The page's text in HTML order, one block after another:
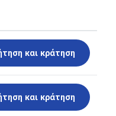
και κράτηση
και κράτηση